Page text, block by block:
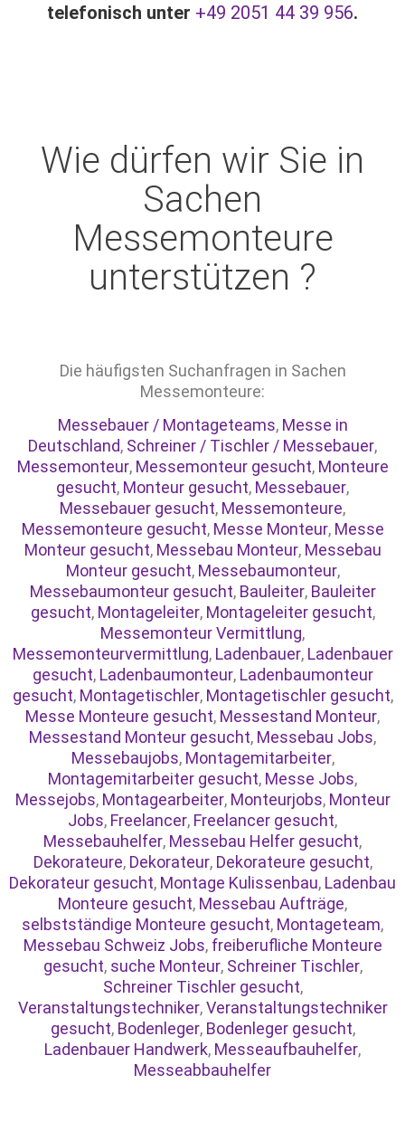
telefonisch unter +49 2051 44 39 956.
Wie dürfen wir Sie in
Sachen
Messemonteure
unterstützen ?
Die häufigsten Suchanfragen in Sachen
Messemonteure:
Messebauer / Montageteams, Messe in
Deutschland, Schreiner / Tischler / Messebauer,
Messemonteur, Messemonteur gesucht, Monteure
gesucht, Monteur gesucht, Messebauer,
Messebauer gesucht, Messemonteure,
Messemonteure gesucht, Messe Monteur, Messe
Monteur gesucht, Messebau Monteur, Messebau
Monteur gesucht, Messebaumonteur,
Messebaumonteur gesucht, Bauleiter, Bauleiter
gesucht, Montageleiter, Montageleiter gesucht,
Messemonteur Vermittlung,
Messemonteurvermittlung, Ladenbauer, Ladenbauer
gesucht, Ladenbaumonteur, Ladenbaumonteur
gesucht, Montagetischler, Montagetischler gesucht,
Messe Monteure gesucht, Messestand Monteur,
Messestand Monteur gesucht, Messebau Jobs,
Messebaujobs, Montagemitarbeiter,
Montagemitarbeiter gesucht, Messe Jobs,
Messejobs, Montagearbeiter, Monteurjobs, Monteur
Jobs, Freelancer, Freelancer gesucht,
Messebauhelfer, Messebau Helfer gesucht,
Dekorateure, Dekorateur, Dekorateure gesucht,
Dekorateur gesucht, Montage Kulissenbau, Ladenbau
Monteure gesucht, Messebau Aufträge,
selbstständige Monteure gesucht, Montageteam,
Messebau Schweiz Jobs, freiberufliche Monteure
gesucht, suche Monteur, Schreiner Tischler,
Schreiner Tischler gesucht,
Veranstaltungstechniker,Veranstaltungstechniker
gesucht, Bodenleger, Bodenleger gesucht,
Ladenbauer Handwerk, Messeaufbauhelfer,
Messeabbauhelfer